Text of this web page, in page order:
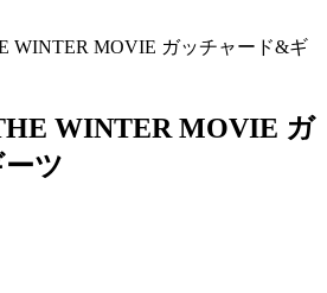
WINTER MOVIE ガッチャード&ギ
WINTER MOVIE ガ
ツ